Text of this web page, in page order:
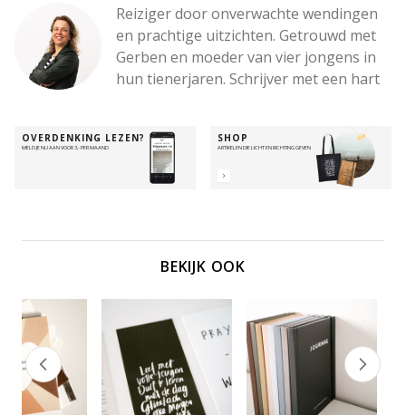
Reiziger door onverwachte wendingen
en prachtige uitzichten. Getrouwd met
Gerben en moeder van vier jongens in
hun tienerjaren. Schrijver met een hart
gesprekken – en voor wandelingen in
de bergen. Altijd onderweg met de
Betrouwbare, om Zijn hart zichtbaar te
OVERDENKING LEZEN?
MELD JE NU AAN VOOR 3,- PER MAAND
SHOP
ARTIKELEN DIE LICHT EN RICHTING GEVEN
BEKIJK OOK